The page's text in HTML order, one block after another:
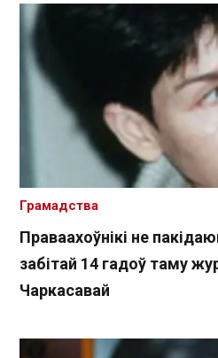
Праваахоўнікі не
забітай 14 гадоў таму
Чаркасавай
Грамадства